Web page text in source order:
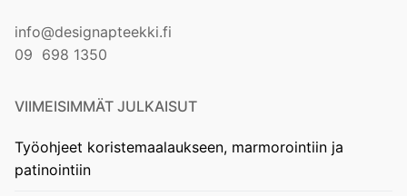
info@designapteekki.fi
09 698 1350
VIIMEISIMMÄT JULKAISUT
Työohjeet koristemaalaukseen, marmorointiin ja
patinointiin